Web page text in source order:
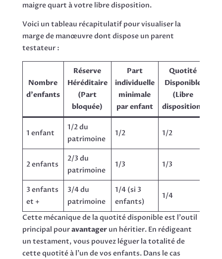
maigre quart à votre libre disposition.
Voici un tableau récapitulatif pour visualiser la
marge de manœuvre dont dispose un parent
testateur :
Nombre
d'enfants
Réserve
Héréditaire
(Part
bloquée)
Part
individuelle
minimale
par enfant
Quotité
Disponible
(Libre
disposition)
1 enfant
1/2 du
patrimoine
1/2 1/2
2 enfants
2/3 du
patrimoine
1/3 1/3
3 enfants
et +
3/4 du
patrimoine
1/4 (si 3
enfants)
1/4
Cette mécanique de la quotité disponible est l'outil
principal pouravantagerun héritier. En rédigeant
un testament, vous pouvez léguer la totalité de
cette quotité à l'un de vos enfants. Dans le cas